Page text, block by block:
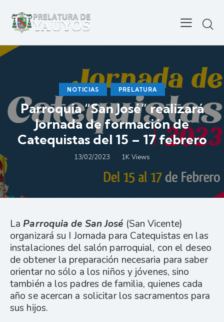
NOTICIAS PRELATURA
Parroquia “San José” realizará
Jornada de formación de
Catequistas del 15 – 17 febrero
13/02/2023 1K Views
La Parroquia de San José (San Vicente)
organizará su I Jornada para Catequistas en las
instalaciones del salón parroquial, con el deseo
de obtener la preparación necesaria para saber
orientar no sólo a los niños y jóvenes, sino
también a los padres de familia, quienes cada
año se acercan a solicitar los sacramentos para
sus hijos.